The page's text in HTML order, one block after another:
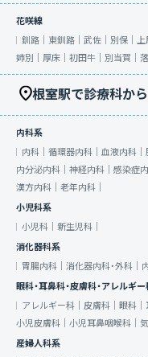
花咲線
釧路｜ 東釧路｜ 武佐｜ 別保｜ 上
姉別｜ 厚床｜ 初田牛｜ 別当賀｜
根室駅で診療科か
内科系
内科｜ 循環器内科｜ 血液内科｜
内分泌内科｜ 神経内科｜ 感染症内
漢方内科｜ 老年内科｜
小児科系
小児科｜ 新生児科｜
消化器科系
胃腸内科｜ 消化器内科・外科｜
眼科・耳鼻科・皮膚科・アレルギ
アレルギー科｜ 皮膚科｜ 眼科｜
小児皮膚科｜ 小児耳鼻咽喉科｜
産婦人科系